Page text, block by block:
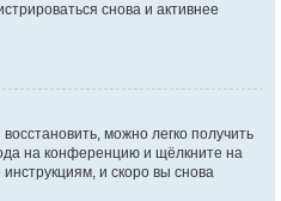
снова и активнее
можно легко получить
на конференцию и щёлкните на
и скоро вы снова